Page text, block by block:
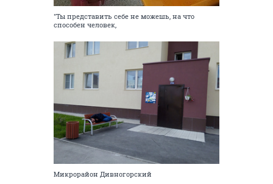
"Ты представить себе не можешь, на что
способен человек,
Микрорайон Дивногорский